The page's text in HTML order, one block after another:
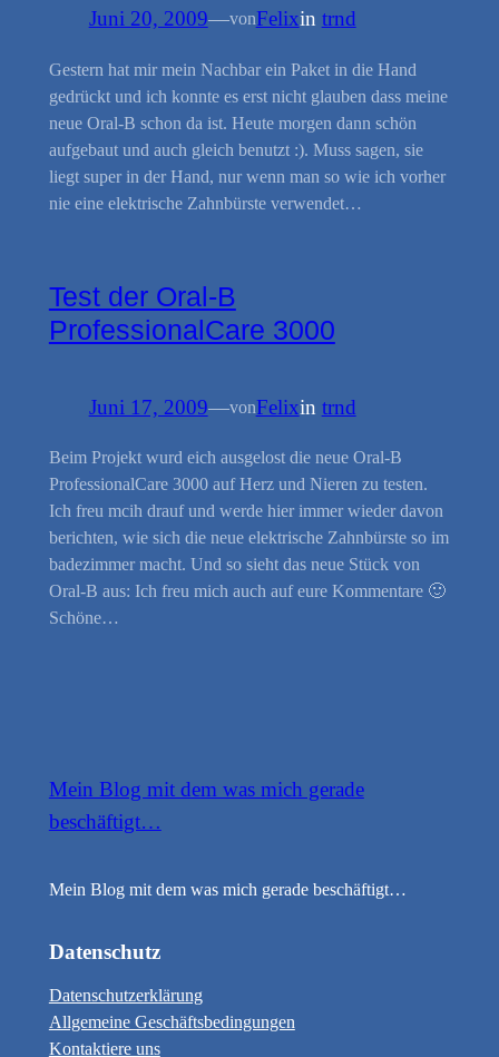
Juni 20, 2009—vonFelixin trnd
Gestern hat mir mein Nachbar ein Paket in die Hand
gedrückt und ich konnte es erst nicht glauben dass meine
neue Oral-B schon da ist. Heute morgen dann schön
aufgebaut und auch gleich benutzt :). Muss sagen, sie
liegt super in der Hand, nur wenn man so wie ich vorher
nie eine elektrische Zahnbürste verwendet…
Test der Oral-B
ProfessionalCare 3000
Juni 17, 2009—vonFelixin trnd
Beim Projekt wurd eich ausgelost die neue Oral-B
ProfessionalCare 3000 auf Herz und Nieren zu testen.
Ich freu mcih drauf und werde hier immer wieder davon
berichten, wie sich die neue elektrische Zahnbürste so im
badezimmer macht. Und so sieht das neue Stück von
Oral-B aus: Ich freu mich auch auf eure Kommentare 🙂
Schöne…
Mein Blog mit dem was mich gerade
beschäftigt…
Mein Blog mit dem was mich gerade beschäftigt…
Datenschutz
Datenschutzerklärung
Allgemeine Geschäftsbedingungen
Kontaktiere uns